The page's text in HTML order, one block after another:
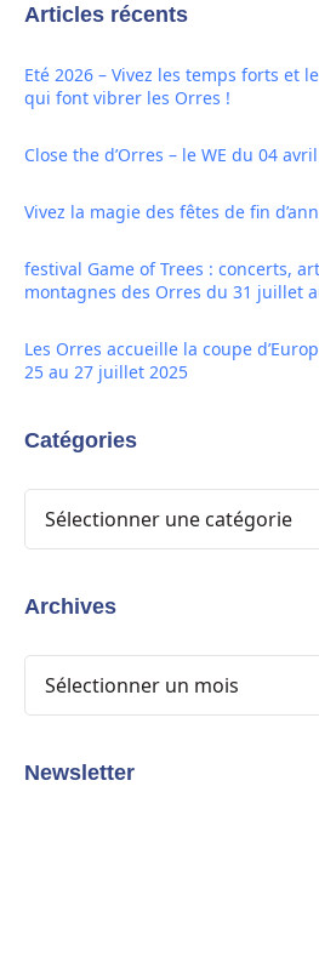
Articles récents
Eté 2026 – Vivez les temps forts et
qui font vibrer les Orres !
Close the d’Orres – le WE du 04
Vivez la magie des fêtes de fin
festival Game of Trees : concerts,
montagnes des Orres du 31 juillet
Les Orres accueille la coupe
25 au 27 juillet 2025
Catégories
Archives
Newsletter